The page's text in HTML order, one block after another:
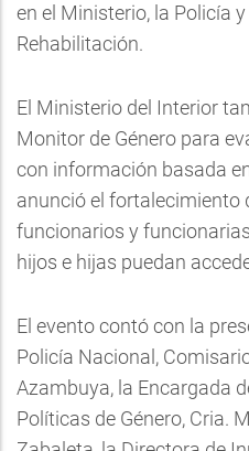
en el Ministerio, la Policía
Rehabilitación.
El Ministerio del Interior
Monitor de Género para
con información basada
anunció el fortalecimiento
funcionarios y
hijos e hijas puedan
El evento contó con la
Policía Nacional,
Azambuya, la Encargada
Políticas de Género, Cria.